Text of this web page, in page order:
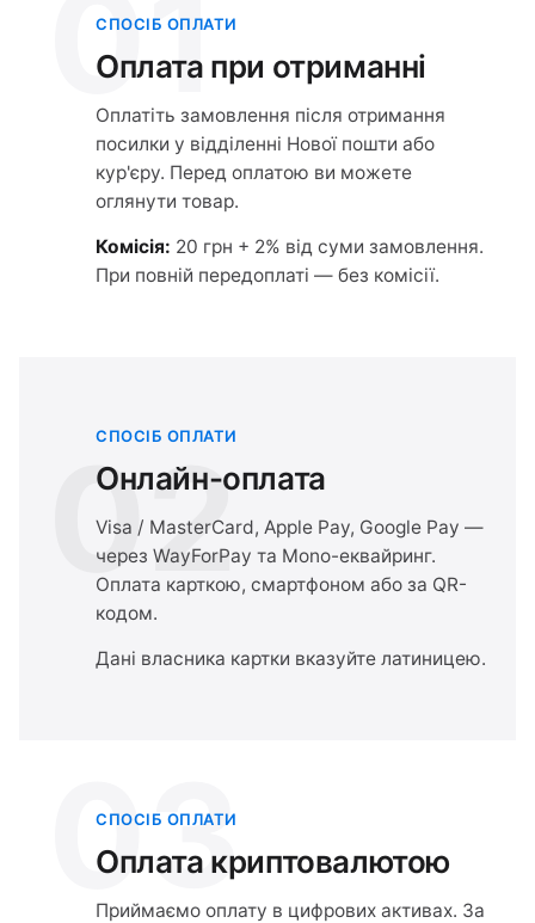
01
СПОСІБ ОПЛАТИ
Оплата при отриманні
Оплатіть замовлення після отримання
посилки у відділенні Нової пошти або
кур'єру. Перед оплатою ви можете
оглянути товар.
Комісія: 20 грн + 2% від суми замовлення.
При повній передоплаті — без комісії.
02
СПОСІБ ОПЛАТИ
Онлайн-оплата
Visa / MasterCard, Apple Pay, Google Pay —
через WayForPay та Mono-еквайринг.
Оплата карткою, смартфоном або за QR-
кодом.
Дані власника картки вказуйте латиницею.
03
СПОСІБ ОПЛАТИ
Оплата криптовалютою
Приймаємо оплату в цифрових активах. За